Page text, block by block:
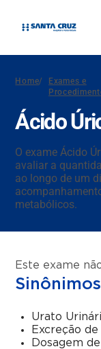
Home/
Exames e
Ácido
O exame Ácido
avaliar a
ao longo de um
metabólicos.
Este exame
Sinônimos
Urato
Excreção
Dosagem